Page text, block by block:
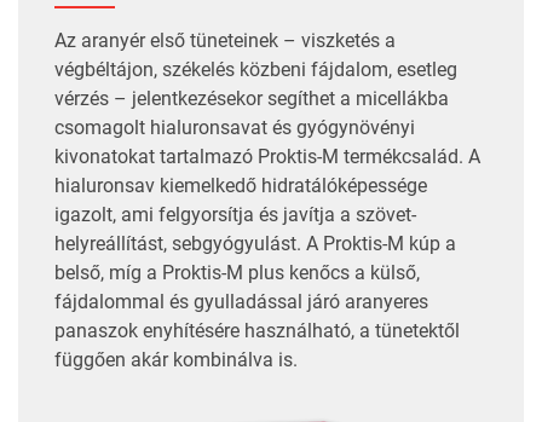
Az aranyér első tüneteinek – viszketés a
végbéltájon, székelés közbeni fájdalom, esetleg
vérzés – jelentkezésekor segíthet a micellákba
csomagolt hialuronsavat és gyógynövényi
kivonatokat tartalmazó Proktis-M termékcsalád. A
hialuronsav kiemelkedő hidratálóképessége
igazolt, ami felgyorsítja és javítja a szövet-
helyreállítást, sebgyógyulást. A Proktis-M kúp a
belső, míg a Proktis-M plus kenőcs a külső,
fájdalommal és gyulladással járó aranyeres
panaszok enyhítésére használható, a tünetektől
függően akár kombinálva is.